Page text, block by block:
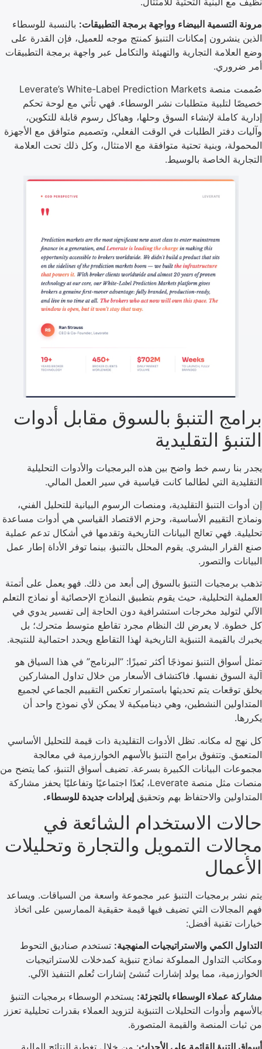
مرونة التسمية البيضاء وواجهة برمجة التطبيقات: بالنسبة للوسطاء
الذين ينشرون إمكانات التنبؤ كمنتج موجه للعميل، فإن القدرة على
وضع العلامة التجارية والتهيئة والتكامل عبر واجهة برمجة التطبيقات
أمر ضروري.
صُممت منصة Leverate’s White-Label Prediction Markets
خصيصًا لتلبية متطلبات نشر الوسطاء. فهي تأتي مع لوحة تحكم
إدارية كاملة لإنشاء السوق وحلها، وهياكل رسوم قابلة للتكوين،
وآليات دفتر الطلبات في الوقت الفعلي، وتصميم متوافق مع الأجهزة
المحمولة، وبنية تحتية متوافقة مع الامتثال، وكل ذلك تحت العلامة
التجارية الخاصة بالوسيط.
برامج التنبؤ بالسوق مقابل أدوات
التنبؤ التقليدية
يجدر بنا رسم خط واضح بين هذه البرمجيات والأدوات التحليلية
التقليدية التي لطالما كانت قياسية في سير العمل المالي.
إن أدوات التنبؤ التقليدية، ومنصات الرسوم البيانية للتحليل الفني،
ونماذج التقييم الأساسية، وحزم الاقتصاد القياسي هي أدوات مساعدة
تحليلية. فهي تعالج البيانات التاريخية وتقدمها في أشكال تدعم عملية
صنع القرار البشري. يقوم المحلل بالتنبؤ، بينما توفر الأداة إطار عمل
البيانات والتصور.
تذهب برمجيات التنبؤ بالسوق إلى أبعد من ذلك. فهو يعمل على أتمتة
العملية التحليلية، حيث يقوم بتطبيق النماذج الإحصائية أو نماذج التعلم
الآلي لتوليد مخرجات استشرافية دون الحاجة إلى تفسير يدوي في
كل خطوة. لا يعرض لك النظام مجرد تقاطع متوسط متحرك؛ بل
يخبرك بالقيمة التنبؤية التاريخية لهذا التقاطع ويحدد احتمالية للنتيجة.
تمثل أسواق التنبؤ نموذجًا أكثر تميزًا: ”البرنامج” في هذا السياق هو
آلية السوق نفسها. فاكتشاف الأسعار من خلال تداول المشاركين
يخلق توقعات يتم تحديثها باستمرار تعكس التقييم الجماعي لجميع
المتداولين النشطين، وهي ديناميكية لا يمكن لأي نموذج واحد أن
يكررها.
كل نهج له مكانه. تظل الأدوات التقليدية ذات قيمة للتحليل الأساسي
المتعمق. وتتفوق برامج التنبؤ بالأسهم الخوارزمية في معالجة
مجموعات البيانات الكبيرة بسرعة. تضيف أسواق التنبؤ، كما يتضح من
منصات مثل منصة Leverate، بُعدًا اجتماعيًا وتفاعليًا يحفز مشاركة
المتداولين والاحتفاظ بهم وتحقيق إيرادات جديدة للوسطاء.
حالات الاستخدام الشائعة في
مجالات التمويل والتجارة وتحليلات
الأعمال
يتم نشر برمجيات التنبؤ عبر مجموعة واسعة من السياقات. ويساعد
فهم المجالات التي تضيف فيها قيمة حقيقية الممارسين على اتخاذ
خيارات تقنية أفضل:
التداول الكمي والاستراتيجيات المنهجية: تستخدم صناديق التحوط
ومكاتب التداول المملوكة نماذج تنبؤية كمدخلات للاستراتيجيات
الخوارزمية، مما يولد إشارات تُنشئ إشارات تُعلم التنفيذ الآلي.
مشاركة عملاء الوسطاء بالتجزئة: يستخدم الوسطاء برمجيات التنبؤ
بالأسهم وأدوات التحليلات التنبؤية لتزويد العملاء بقدرات تحليلية تعزز
من ثبات المنصة والقيمة المتصورة.